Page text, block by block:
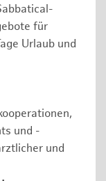
für
Urlaub und
und -
und